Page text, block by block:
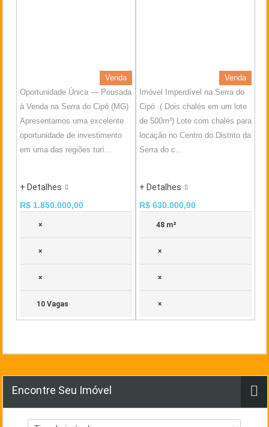
Venda
Oportunidade Única — Pousada
à Venda na Serra do Cipó (MG)
Apresentamos uma excelente
oportunidade de investimento
em uma das regiões turí...
+ Detalhes
R$ 1.850.000,00
×
×
×
10 Vagas
Venda
Imóvel Imperdível na Serra do
Cipó ( Dois chalés em um lote
de 500m²) Lote com chalés para
locação no Centro do Distrito da
Serra do c...
+ Detalhes
R$ 630.000,00
48 m²
×
×
×
Encontre Seu Imóvel